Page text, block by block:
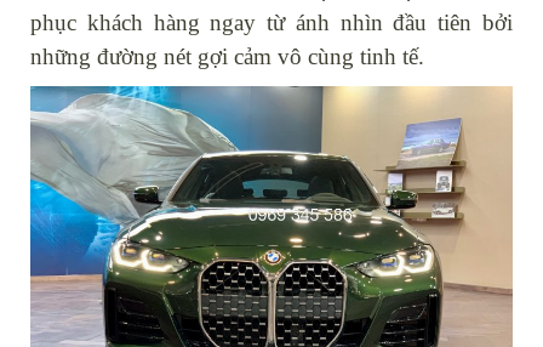
phục khách hàng ngay từ ánh nhìn đầu tiên bởi
những đường nét gợi cảm vô cùng tinh tế.